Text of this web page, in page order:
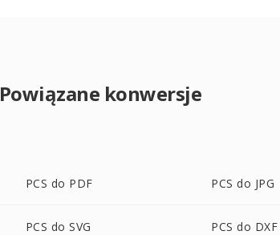
Powiązane konwersje
PCS do PDF PCS do JPG
PCS do SVG PCS do DXF